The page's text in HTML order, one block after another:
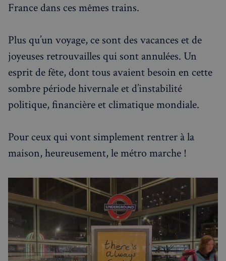
France dans ces mêmes trains.
Plus qu’un voyage, ce sont des vacances et de
joyeuses retrouvailles qui sont annulées. Un
esprit de fête, dont tous avaient besoin en cette
sombre période hivernale et d’instabilité
politique, financière et climatique mondiale.
Pour ceux qui vont simplement rentrer à la
maison, heureusement, le métro marche !
Fonctionnalité
Strictement nécessaires
Performance
Ciblage
Fonctionnalité
Les cookies strictement nécessaires habilitent des
Le site Web ne peut pas être utilisé correctement
sans les cookies strictement nécessaires.
Fournisseur/
_px3
Wix.com, Inc.
.stripecdn.com
secondes